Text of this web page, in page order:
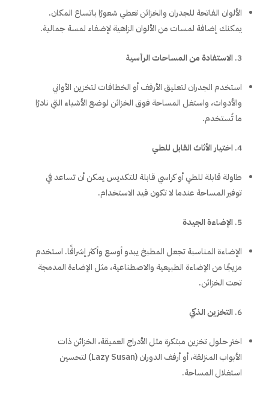
الألوان الفاتحة للجدران والخزائن تعطي شعورًا باتساع المكان.
يمكنك إضافة لمسات من الألوان الزاهية لإضفاء لمسة جمالية.
الاستفادة من المساحات الرأسية
استخدم الجدران لتعليق الأرفف أو الخطافات لتخزين الأواني
والأدوات، واستغل المساحة فوق الخزائن لوضع الأشياء التي نادرًا
ما تُستخدم.
اختيار الأثاث القابل للطي
طاولة قابلة للطي أو كراسي قابلة للتكديس يمكن أن تساعد في
توفير المساحة عندما لا تكون قيد الاستخدام.
الإضاءة الجيدة
الإضاءة المناسبة تجعل المطبخ يبدو أوسع وأكثر إشراقًا. استخدم
مزيجًا من الإضاءة الطبيعية والاصطناعية، مثل الإضاءة المدمجة
تحت الخزائن.
التخزين الذكي
اختر حلول تخزين مبتكرة مثل الأدراج العميقة، الخزائن ذات
الأبواب المنزلقة، أو أرفف الدوران (Lazy Susan) لتحسين
استغلال المساحة.